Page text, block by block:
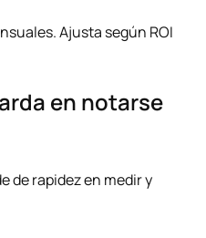
Ajusta según ROI
en notarse
de rapidez en medir y